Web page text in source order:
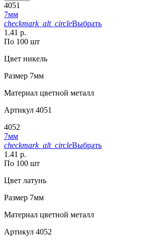
4051
7мм
checkmark_alt_circleВыбрать
1.41 р.
По 100 шт
Цвет никель
Размер 7мм
Материал цветной металл
Артикул 4051
4052
7мм
checkmark_alt_circleВыбрать
1.41 р.
По 100 шт
Цвет латунь
Размер 7мм
Материал цветной металл
Артикул 4052